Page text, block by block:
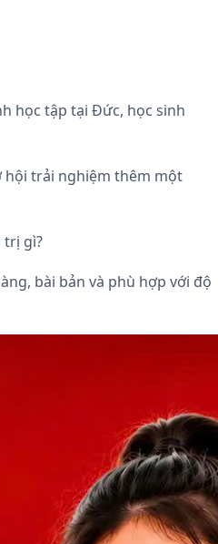
học tập tại Đức, học sinh
hội trải nghiệm thêm một
trị gì?
bài bản và phù hợp với độ